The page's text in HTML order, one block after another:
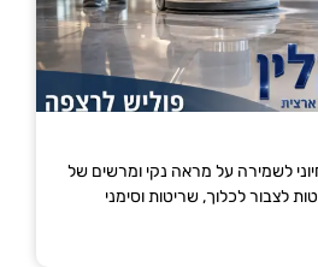
לשמירה על מראה נקי ומרשים של
לצבור לכלוך, שריטות וסימני